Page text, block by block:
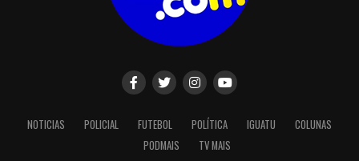
NOTICIAS POLICIAL FUTEBOL POLÍTICA IGUATU
COLUNAS
PODMAIS
TV MAIS